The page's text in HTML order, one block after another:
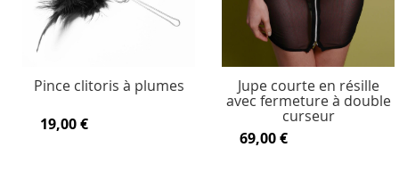
Pince clitoris à plumes
19,00 €
Jupe courte en résille
avec fermeture à double
curseur
69,00 €